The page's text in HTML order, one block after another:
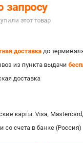
запросу
этот товар
доставка до
из пункта выдачи
доставка
карты: Visa,
со счета в банке (Россия)